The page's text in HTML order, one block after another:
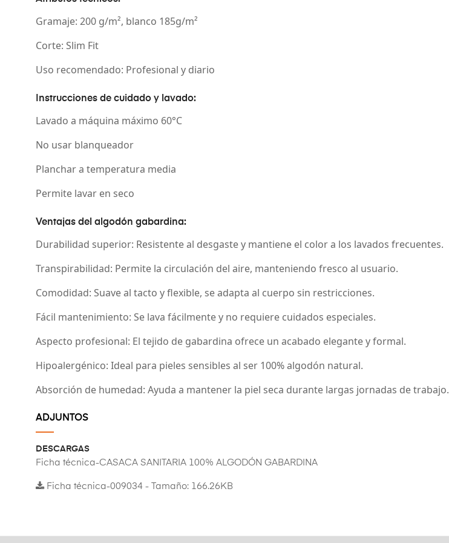
Gramaje: 200 g/m², blanco 185g/m²
Corte: Slim Fit
Uso recomendado: Profesional y diario
Instrucciones de cuidado y lavado:
Lavado a máquina máximo 60°C
No usar blanqueador
Planchar a temperatura media
Permite lavar en seco
Ventajas del algodón gabardina:
Durabilidad superior: Resistente al desgaste y mantiene el color a los lavados frecuentes.
Transpirabilidad: Permite la circulación del aire, manteniendo fresco al usuario.
Comodidad: Suave al tacto y flexible, se adapta al cuerpo sin restricciones.
Fácil mantenimiento: Se lava fácilmente y no requiere cuidados especiales.
Aspecto profesional: El tejido de gabardina ofrece un acabado elegante y formal.
Hipoalergénico: Ideal para pieles sensibles al ser 100% algodón natural.
Absorción de humedad: Ayuda a mantener la piel seca durante largas jornadas de trabajo.
ADJUNTOS
DESCARGAS
Ficha técnica-CASACA SANITARIA 100% ALGODÓN GABARDINA
Ficha técnica-009034 - Tamaño: 166.26KB